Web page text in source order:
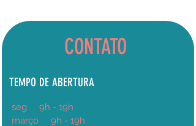
CONTATO
TEMPO DE ABERTURA
seg 9h - 19h
março
9h - 19h